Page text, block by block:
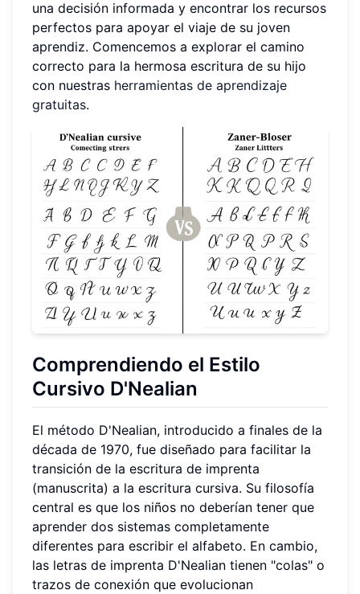
una decisión informada y encontrar los recursos
perfectos para apoyar el viaje de su joven
aprendiz. Comencemos a explorar el camino
correcto para la hermosa escritura de su hijo
con nuestras herramientas de aprendizaje
gratuitas.
Comprendiendo el Estilo
Cursivo D'Nealian
El método D'Nealian, introducido a finales de la
década de 1970, fue diseñado para facilitar la
transición de la escritura de imprenta
(manuscrita) a la escritura cursiva. Su filosofía
central es que los niños no deberían tener que
aprender dos sistemas completamente
diferentes para escribir el alfabeto. En cambio,
las letras de imprenta D'Nealian tienen "colas" o
trazos de conexión que evolucionan